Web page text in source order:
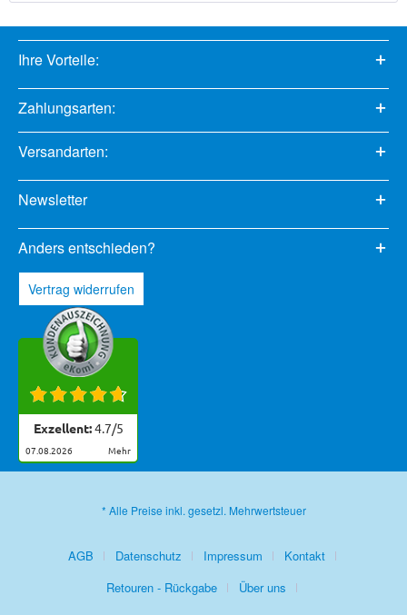
Ihre Vorteile:
Zahlungsarten:
Versandarten:
Newsletter
Anders entschieden?
Vertrag widerrufen
Exzellent:4.7/5
07.08.2026 mehr
* Alle Preise inkl. gesetzl. Mehrwertsteuer
AGB Datenschutz Impressum
Kontakt
Retouren - Rückgabe
Über uns